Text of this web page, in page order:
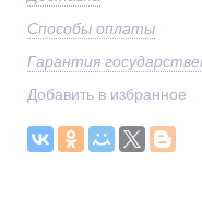
Способы оплаты
Гарантия
Добавить в избранное